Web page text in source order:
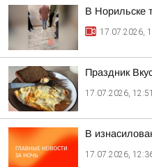
В Норильске
17.07.2026,
Праздник
17.07.2026, 12:51
В
17.07.2026,